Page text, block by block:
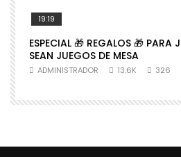
19:19
ESPECIAL 🎁 REGALOS 🎁 PARA
SEAN JUEGOS DE MESA
ADMINISTRADOR 13.6K 326